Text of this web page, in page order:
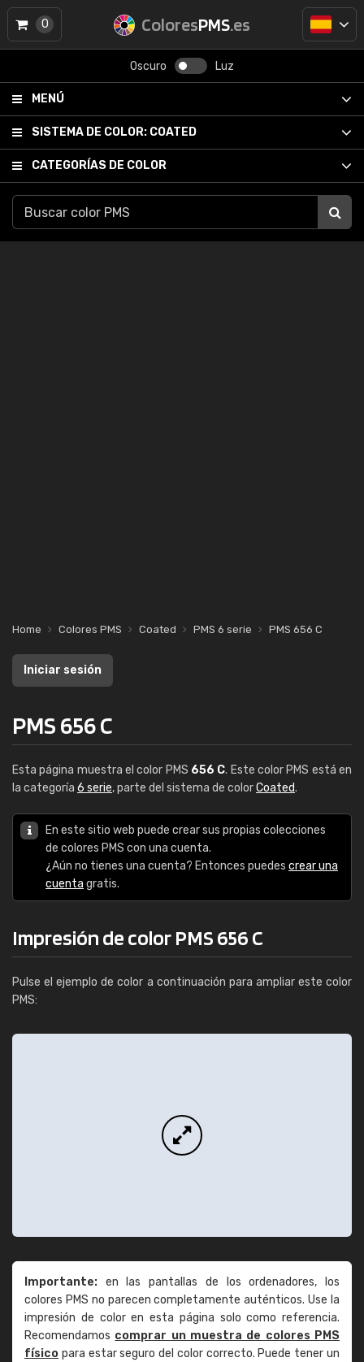
ColoresPMS.es
Oscuro Luz
MENÚ
SISTEMA DE COLOR: COATED
CATEGORÍAS DE COLOR
0
Home Colores PMS Coated PMS 6 serie PMS 656 C
Iniciar sesión
PMS 656 C
Esta página muestra el color PMS 656 C. Este color PMS está en
la categoría 6 serie, parte del sistema de colorCoated.
En este sitio web puede crear sus propias colecciones
de colores PMS con una cuenta.
¿Aún no tienes una cuenta? Entonces puedes crear una
cuenta gratis.
Impresión de color PMS 656 C
Pulse el ejemplo de color a continuación para ampliar este color
PMS:
Importante: en las pantallas de los ordenadores, los
colores PMS no parecen completamente auténticos. Use la
impresión de color en esta página solo como referencia.
Recomendamos comprar un muestra de colores PMS
físico para estar seguro del color correcto. Puede tener un